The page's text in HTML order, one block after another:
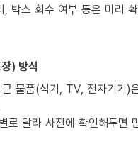
, 박스 회수 여부 등은 미리
) 방식
물품(식기, TV, 전자기기)
로 달라 사전에 확인해두면